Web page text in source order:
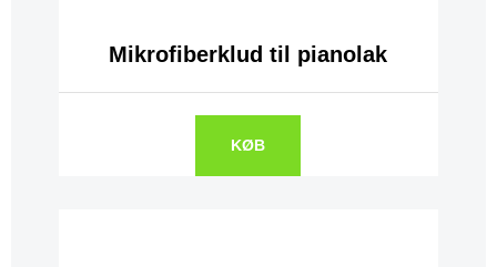
Mikrofiberklud til pianolak
KØB